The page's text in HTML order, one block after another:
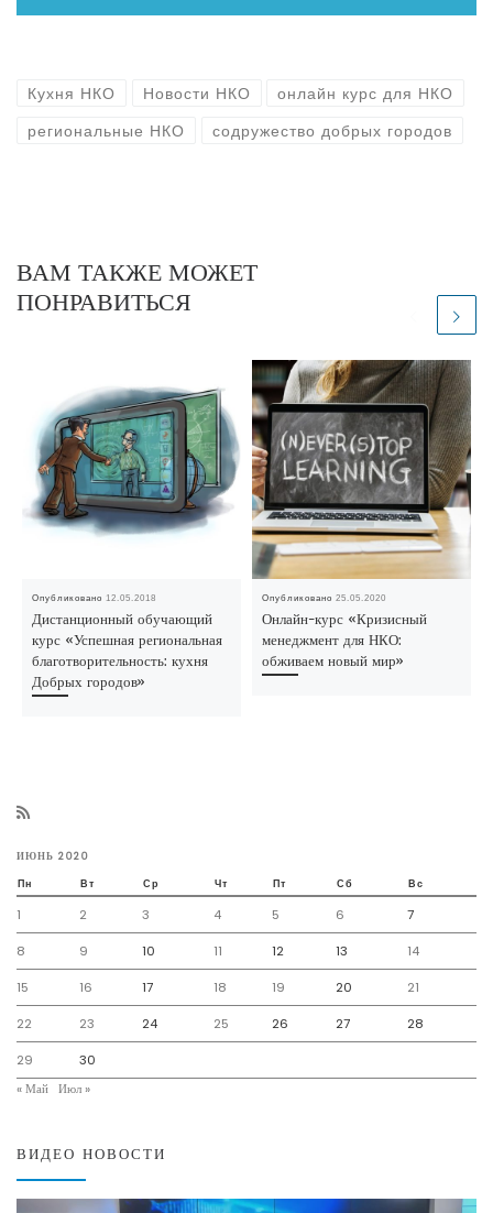
Кухня НКО Новости НКО онлайн курс для НКО
региональные НКО содружество добрых городов
ВАМ ТАКЖЕ МОЖЕТ
ПОНРАВИТЬСЯ
Опубликовано12.05.2018
Дистанционный обучающий
курс «Успешная региональная
благотворительность: кухня
Добрых городов»
Опубликовано25.05.2020
Онлайн-курс «Кризисный
менеджмент для НКО:
обживаем новый мир»
ИЮНЬ 2020
Пн Вт Ср Чт Пт Сб Вс
1 2 3 4 5 6 7
8 9 10 11 12 13 14
15 16 17 18 19 20 21
22 23 24 25 26 27 28
29
30
« Май Июл »
ВИДЕО НОВОСТИ